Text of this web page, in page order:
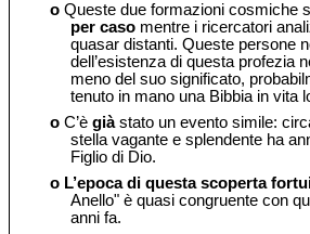
o Queste due formazioni cosmiche
per caso mentre i ricercatori
quasar distanti. Queste persone
dell’esistenza di questa profezia
meno del suo significato,
tenuto in mano una Bibbia in vita
o C’ègiàstato un evento simile:
stella vagante e splendente ha
Figlio di Dio.
o L’epoca di questa scoperta
Anello" è quasi congruente con
anni fa.